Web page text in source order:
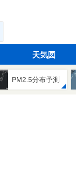
天気図
PM2.5分布予測